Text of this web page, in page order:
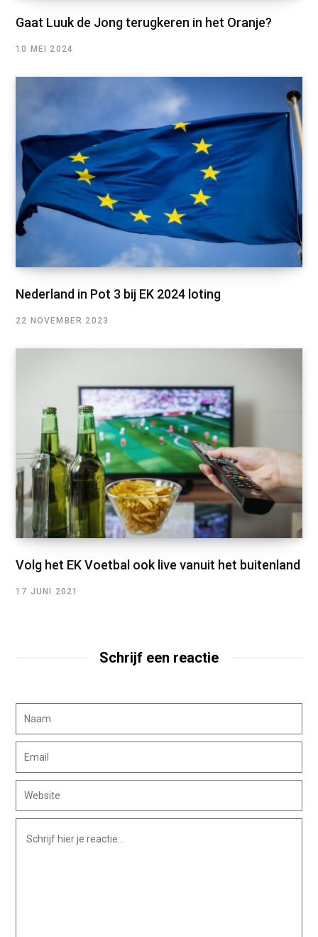
Gaat Luuk de Jong terugkeren in het Oranje?
10 MEI 2024
Nederland in Pot 3 bij EK 2024 loting
22 NOVEMBER 2023
Volg het EK Voetbal ook live vanuit het buitenland
17 JUNI 2021
Schrijf een reactie